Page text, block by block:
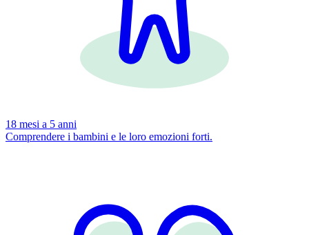
18 mesi a 5 anni
Comprendere i bambini e le loro emozioni forti.